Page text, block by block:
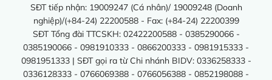
SĐT tiếp nhận: 19009247 (Cá nhân)/ 19009248 (Doanh
nghiệp)/(+84-24) 22200588 - Fax: (+84-24) 22200399
SĐT Tổng đài TTCSKH: 02422200588 - 0385290066 -
0385190066 - 0981910333 - 0866200333 - 0981915333 -
0981951333 | SĐT gọi ra từ Chi nhánh BIDV: 0336258333 -
0336128333 - 0766069388 - 0766056388 - 0852198088 -